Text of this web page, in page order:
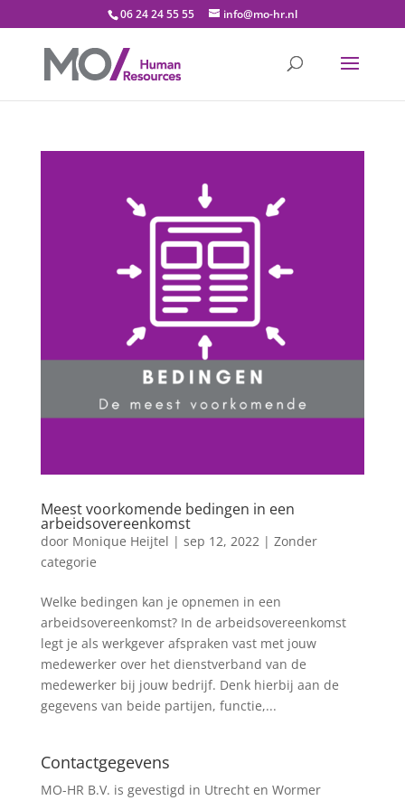
06 24 24 55 55 info@mo-hr.nl
Meest voorkomende bedingen in een
arbeidsovereenkomst
door Monique Heijtel | sep 12, 2022| Zonder
categorie
Welke bedingen kan je opnemen in een
arbeidsovereenkomst? In de arbeidsovereenkomst
legt je als werkgever afspraken vast met jouw
medewerker over het dienstverband van de
medewerker bij jouw bedrijf. Denk hierbij aan de
gegevens van beide partijen, functie,...
Contactgegevens
MO-HR B.V. is gevestigd in Utrecht en Wormer